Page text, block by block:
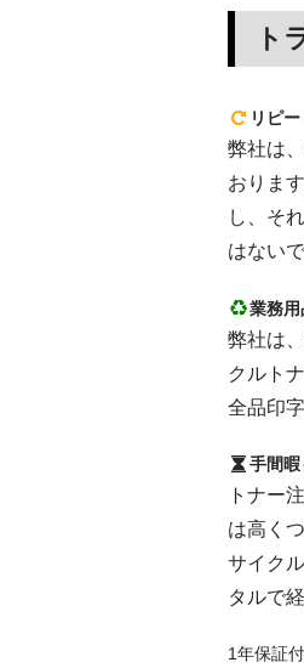
ト
リピ
弊社は
おりま
し、そ
はない
業務
弊社は
クルト
全品印
手間
トナー
は高く
サイク
タルで
1年保証